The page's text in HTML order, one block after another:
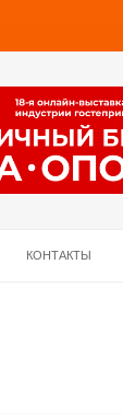
КОНТАКТЫ